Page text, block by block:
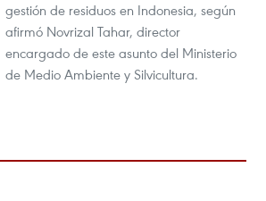
gestión de residuos en Indonesia, según
afirmó Novrizal Tahar, director
encargado de este asunto del Ministerio
de Medio Ambiente y Silvicultura.